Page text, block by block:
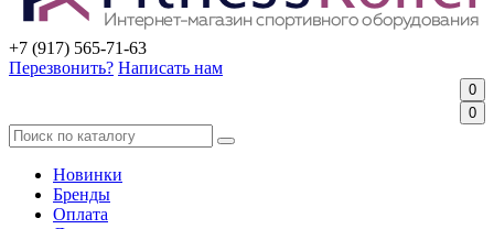
+7 (917) 565-71-63
Перезвонить? Написать нам
0
0
Новинки
Бренды
Оплата